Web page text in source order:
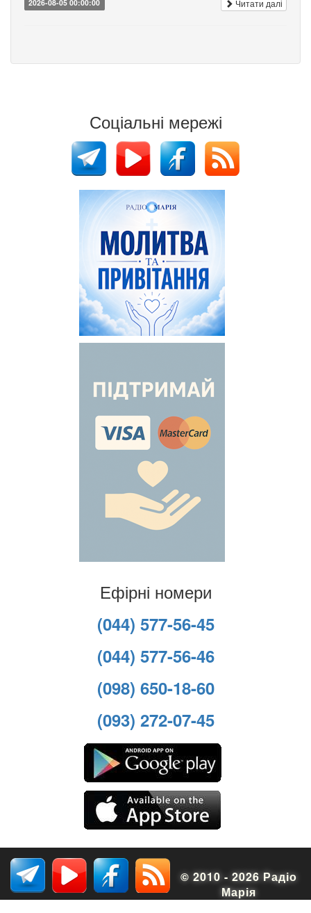
2026-08-05 00:00:00 Читати далі
Соціальні мережі
Ефірні номери
(044) 577-56-45
(044) 577-56-46
(098) 650-18-60
(093) 272-07-45
© 2010 - 2026 Радіо
Марія